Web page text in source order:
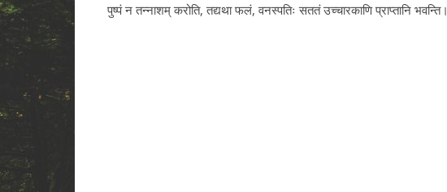
पुष्पं न तन्नाशम् करोति, तद्यथा फलं, वनस्पतिः सततं उच्चारकाणि प्राप्तानि भवन्ति।